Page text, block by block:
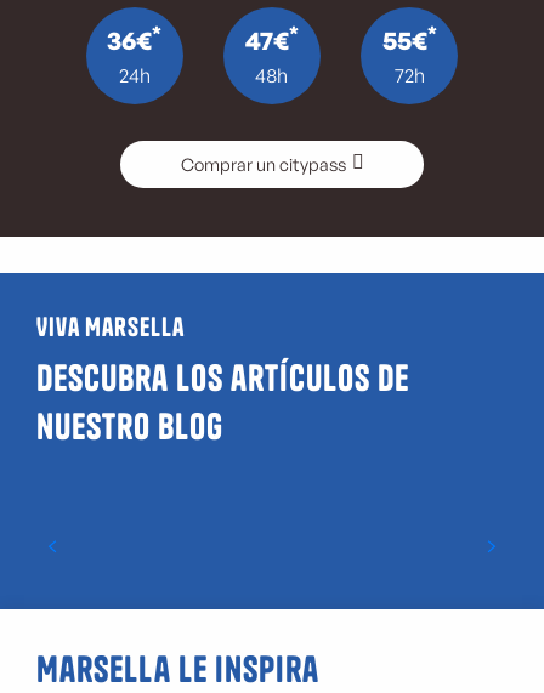
36€*
24h
47€*
48h
55€*
72h
Comprar un citypass
Viva Marsella
Descubra los artículos de
nuestro blog
Marsella le inspira